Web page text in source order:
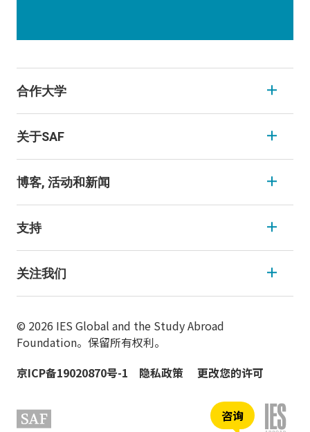
合作大学
关于SAF
博客, 活动和新闻
支持
关注我们
© 2026 IES Global and the Study Abroad
Foundation。保留所有权利。
京ICP备19020870号-1
隐私政策 更改您的许可
咨询